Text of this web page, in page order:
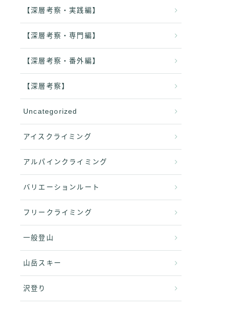
【深層考察・実践編】
【深層考察・専門編】
【深層考察・番外編】
【深層考察】
Uncategorized
アイスクライミング
アルパインクライミング
バリエーションルート
フリークライミング
一般登山
山岳スキー
沢登り